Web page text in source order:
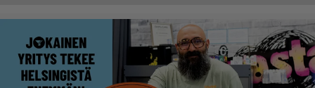
Suodata hakutuloksia: näytä kaikki sisältö